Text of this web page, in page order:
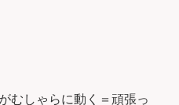
むしゃらに動く＝頑張っ